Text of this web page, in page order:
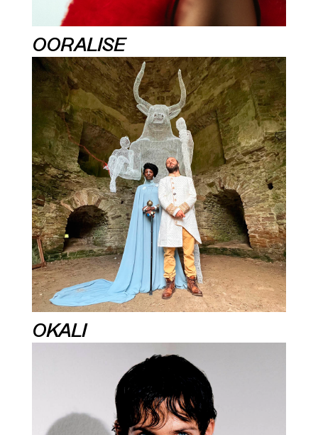
OORALISE
OKALI